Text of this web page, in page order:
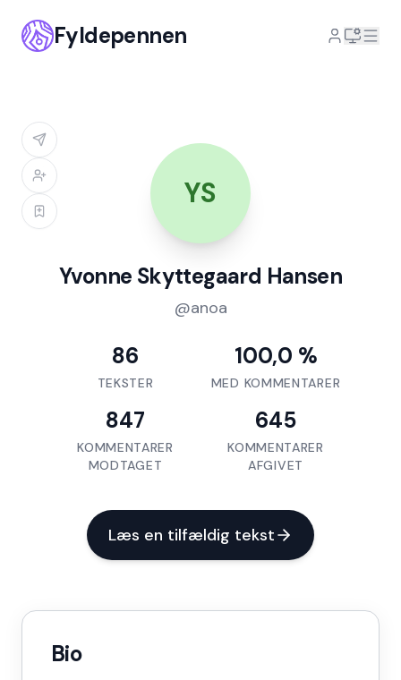
Fyldepennen
YS
Yvonne Skyttegaard Hansen
@anoa
86
TEKSTER
100,0 %
MED KOMMENTARER
847
KOMMENTARER
MODTAGET
645
KOMMENTARER
AFGIVET
Læs en tilfældig tekst
Bio